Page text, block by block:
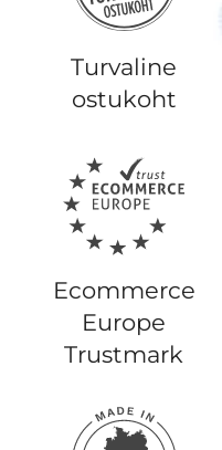
Turvaline
ostukoht
Ecommerce
Europe
Trustmark